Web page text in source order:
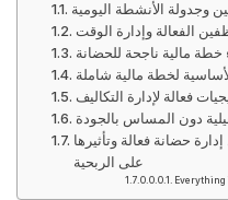
وجدولة الأنشطة اليومية
الفعالة وإدارة الوقت
خطة مالية ناجحة للحضانة
لخطة مالية شاملة
فعالة لإدارة التكاليف
دون المساس بالجودة
حضانة فعالة وتأثيرها
على الربحية
Everything